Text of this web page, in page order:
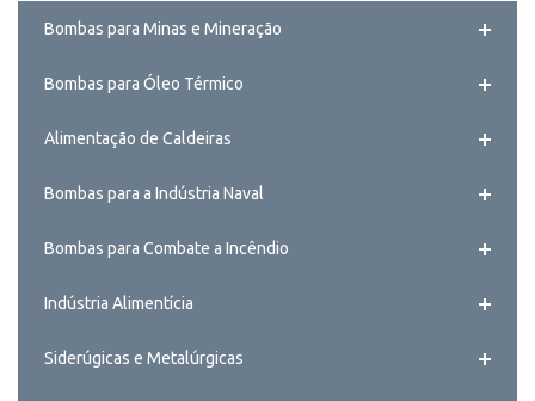
Bombas para Minas e Mineração
Bombas para Óleo Térmico
Alimentação de Caldeiras
Bombas para a Indústria Naval
Bombas para Combate a Incêndio
Indústria Alimentícia
Siderúgicas e Metalúrgicas